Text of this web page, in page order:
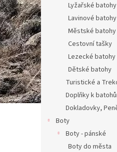
Lyžařské
Lavinové batohy
Městské batohy
Cestovní tašky
Lezecké batohy
Dětské batohy
Turistické a
Doplňky k
Dokladovky,
Boty
Boty - pánské
Boty do města